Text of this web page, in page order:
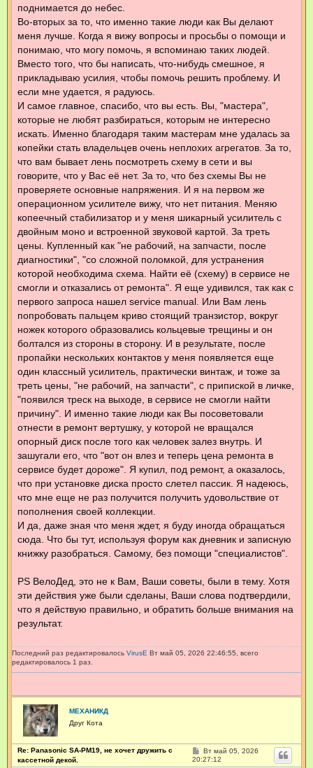
поднимается до небес.
Во-вторых за то, что именно такие люди как Вы делают
меня лучше. Когда я вижу вопросы и просьбы о помощи и
понимаю, что могу помочь, я вспоминаю таких людей.
Вместо того, что бы написать, что-нибудь смешное, я
прикладываю усилия, чтобы помочь решить проблему. И
если мне удается, я радуюсь.
И самое главное, спасибо, что вы есть. Вы, "мастера",
которые не любят разбираться, которым не интересно
искать. Именно благодаря таким мастерам мне удалась за
копейки стать владельцев очень неплохих агрегатов. За то,
что вам бывает лень посмотреть схему в сети и вы
говорите, что у Вас её нет. За то, что без схемы Вы не
проверяете основные напряжения. И я на первом же
операционном усилителе вижу, что нет питания. Меняю
копеечный стабилизатор и у меня шикарный усилитель с
двойным моно и встроенной звуковой картой. За треть
цены. Купленный как "не рабочий, на запчасти, после
диагностики", "со сложной поломкой, для устранения
которой необходима схема. Найти её (схему) в сервисе не
смогли и отказались от ремонта". Я еще удивился, так как с
первого запроса нашел service manual. Или Вам лень
попробовать пальцем криво стоящий транзистор, вокруг
ножек которого образовались кольцевые трещины и он
болтался из стороны в сторону. И в результате, после
пропайки нескольких контактов у меня появляется еще
один классный усилитель, практически винтаж, и тоже за
треть цены, "не рабочий, на запчасти", с припиской в личке,
"появился треск на выходе, в сервисе не смогли найти
причину". И именно такие люди как Вы посоветовали
отнести в ремонт вертушку, у которой не вращался
опорный диск после того как человек залез внутрь. И
зашугали его, что "вот он влез и теперь цена ремонта в
сервисе будет дороже". Я купил, под ремонт, а оказалось,
что при установке диска просто слетел пассик. Я надеюсь,
что мне еще не раз получится получить удовольствие от
пополнения своей коллекции.
И да, даже зная что меня ждет, я буду иногда обращаться
сюда. Что бы тут, используя форум как дневник и записную
книжку разобраться. Самому, без помощи "специалистов".
PS ВелоДед, это не к Вам, Ваши советы, были в тему. Хотя
эти действия уже были сделаны, Ваши слова подтвердили,
что я действую правильно, и обратить больше внимания на
результат.
Последний раз редактировалось VirusE Вт май 05, 2026 22:46:55, всего
редактировалось 1 раз.
МЕХАНИКД
Друг Кота
Re: Panasonic SA-PM19, не хочет дружить с
кассетной декой.
С
о
Вт май 05, 2026
20:27:12